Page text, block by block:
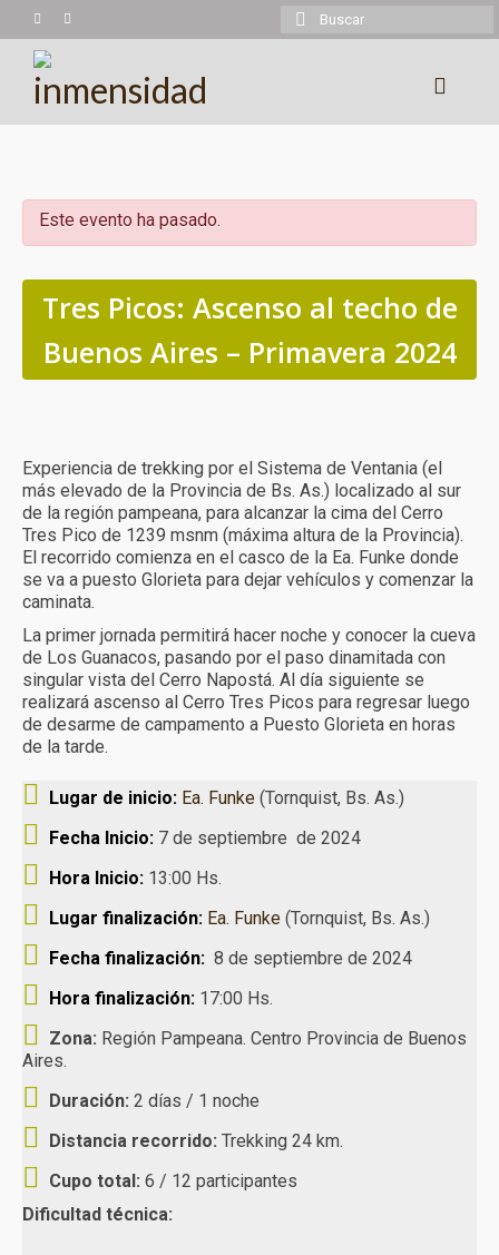
Buscar
por:
Trekking
Montañismo
Cicloturismo
Kayaking
Cabalgatas
Calendario
Turismo receptivo
Turismo educativo
Reservas y condiciones
Contacto
Este evento ha pasado.
Tres Picos: Ascenso al techo de
Buenos Aires – Primavera 2024
Experiencia de trekking por el Sistema de Ventania (el
más elevado de la Provincia de Bs. As.) localizado al sur
de la región pampeana, para alcanzar la cima del Cerro
Tres Pico de 1239 msnm (máxima altura de la Provincia).
El recorrido comienza en el casco de la Ea. Funke donde
se va a puesto Glorieta para dejar vehículos y comenzar la
caminata.
La primer jornada permitirá hacer noche y conocer la cueva
de Los Guanacos, pasando por el paso dinamitada con
singular vista del Cerro Napostá. Al día siguiente se
realizará ascenso al Cerro Tres Picos para regresar luego
de desarme de campamento a Puesto Glorieta en horas
de la tarde.
Lugar de inicio: Ea. Funke (Tornquist, Bs. As.)
Fecha Inicio: 7 de septiembre de 2024
Hora Inicio: 13:00 Hs.
Lugar finalización: Ea. Funke (Tornquist, Bs. As.)
Fecha finalización: 8 de septiembre de 2024
Hora finalización: 17:00 Hs.
Zona: Región Pampeana. Centro Provincia de Buenos
Aires.
Duración: 2 días / 1 noche
Distancia recorrido: Trekking 24 km.
Cupo total: 6 / 12 participantes
Dificultad técnica: